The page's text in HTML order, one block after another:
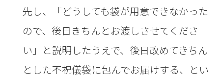
先し、「どうしても袋が用意できなかった
ので、後日きちんとお渡しさせてくださ
い」と説明したうえで、後日改めてきちん
とした不祝儀袋に包んでお届けする、とい